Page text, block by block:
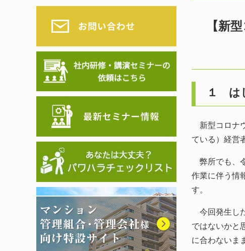
【新
１ は
新型コロナ
ている）経営
弊所でも、
作業に伴う情
す。
今回発生し
ではないかと
に合わないま